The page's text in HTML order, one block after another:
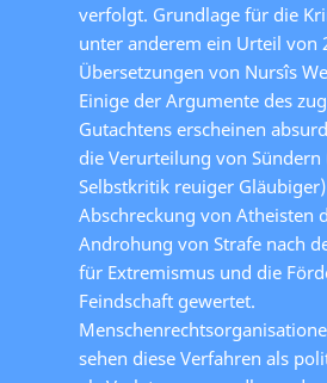
verfolgt. Grundlage für die
unter anderem ein Urteil von
Übersetzungen von Nursîs
Einige der Argumente des
Gutachtens erscheinen
die Verurteilung von
Selbstkritik reuiger
Abschreckung von Atheisten
Androhung von Strafe nach
für Extremismus und die
Feindschaft gewertet.
sehen diese Verfahren als